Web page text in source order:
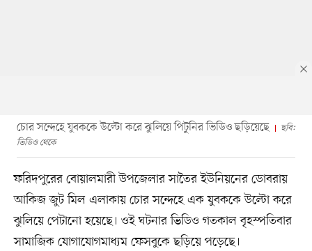
চোর সন্দেহে যুবককে উল্টো করে ঝুলিয়ে পিটুনির ভিডিও ছড়িয়েছে
ছবি:
ভিডিও থেকে
ফরিদপুরের বোয়ালমারী উপজেলার সাতৈর ইউনিয়নের ডোবরায়
আকিজ জুট মিল এলাকায় চোর সন্দেহে এক যুবককে উল্টো করে
ঝুলিয়ে পেটানো হয়েছে। ওই ঘটনার ভিডিও গতকাল বৃহস্পতিবার
সামাজিক যোগাযোগমাধ্যম ফেসবুকে ছড়িয়ে পড়েছে।